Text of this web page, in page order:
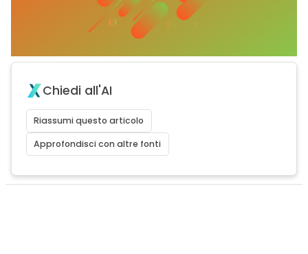
Chiedi all'AI
Riassumi questo articolo
Approfondisci con altre fonti